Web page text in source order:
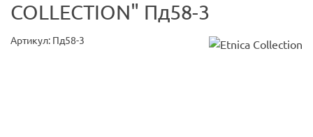
COLLECTION" Пд58-3
Артикул: Пд58-3